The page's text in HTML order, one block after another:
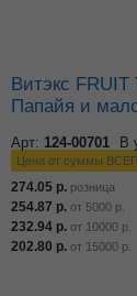
Витэкс FRUIT Therapy Восстанавливающий шампунь
Папайя и
Арт: 124-00701 В
Цена от суммы
274.05 р. розница
254.87 р. от 5000 р.
232.94 р. от 10000 р.
202.80 р. от 15000 р.